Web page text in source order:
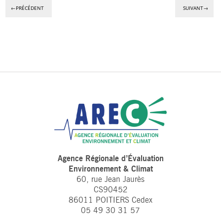
←PRÉCÉDENT SUIVANT→
Agence Régionale d’Évaluation
Environnement & Climat
60, rue Jean Jaurès
CS90452
86011 POITIERS Cedex
05 49 30 31 57